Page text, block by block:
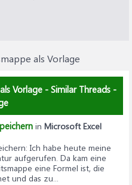
als Vorlage
Vorlage - Similar Threads -
in Microsoft Excel
: Ich habe heute meine
aufgerufen. Da kam eine
eine Formel ist, die
und das zu...